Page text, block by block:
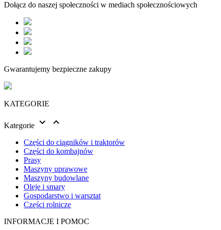
Dołącz do naszej społeczności w mediach społecznościowych
Gwarantujemy bezpieczne zakupy
KATEGORIE
Kategorie  
Części do ciągników i traktorów
Części do kombajnów
Prasy
Maszyny uprawowe
Maszyny budowlane
Oleje i smary
Gospodarstwo i warsztat
Części rolnicze
INFORMACJE I POMOC